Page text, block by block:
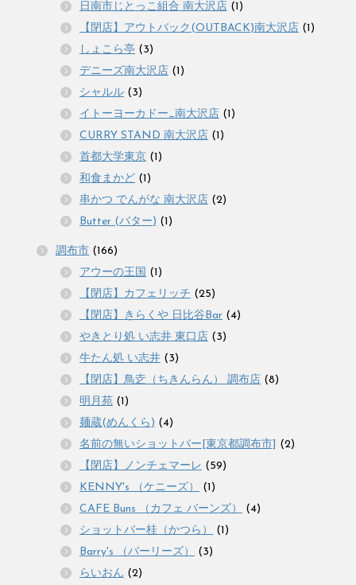
日南市じとっこ組合 南大沢店 (1)
【閉店】アウトバック(OUTBACK)南大沢店 (1)
しょこら亭 (3)
デニーズ南大沢店 (1)
シャルル (3)
イトーヨーカドー_南大沢店 (1)
CURRY STAND 南大沢店 (1)
首都大学東京 (1)
和食まかど (1)
串かつ でんがな 南大沢店 (2)
Butter (バター) (1)
調布市 (166)
アウーの王国 (1)
【閉店】カフェリッチ (25)
【閉店】きらくや 日比谷Bar (4)
やきとり処 い志井 東口店 (3)
牛たん処 い志井 (3)
【閉店】鳥赱（ちきんらん） 調布店 (8)
明月苑 (1)
麺蔵(めんくら) (4)
名前の無いショットバー[東京都調布市]
(2)
【閉店】ノンチェマーレ (59)
KENNY's （ケニーズ）
(1)
CAFE Buns （カフェ バーンズ）
(4)
ショットバー桂（かつら）
(1)
Barry's （バーリーズ）
(3)
らいおん (2)